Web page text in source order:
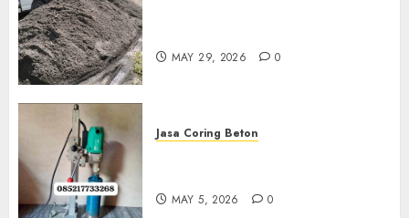
MAY 29, 2026 0
Jasa Coring Beton
MAY 5, 2026 0